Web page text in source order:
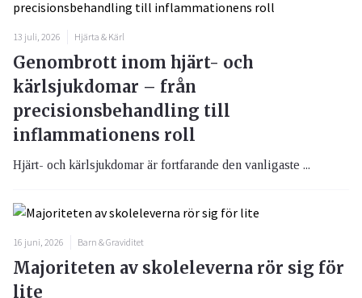
13 juli, 2026 Hjärta & Kärl
Genombrott inom hjärt- och
kärlsjukdomar – från
precisionsbehandling till
inflammationens roll
Hjärt- och kärlsjukdomar är fortfarande den vanligaste ...
16 juni, 2026 Barn & Graviditet
Majoriteten av skoleleverna rör sig för
lite